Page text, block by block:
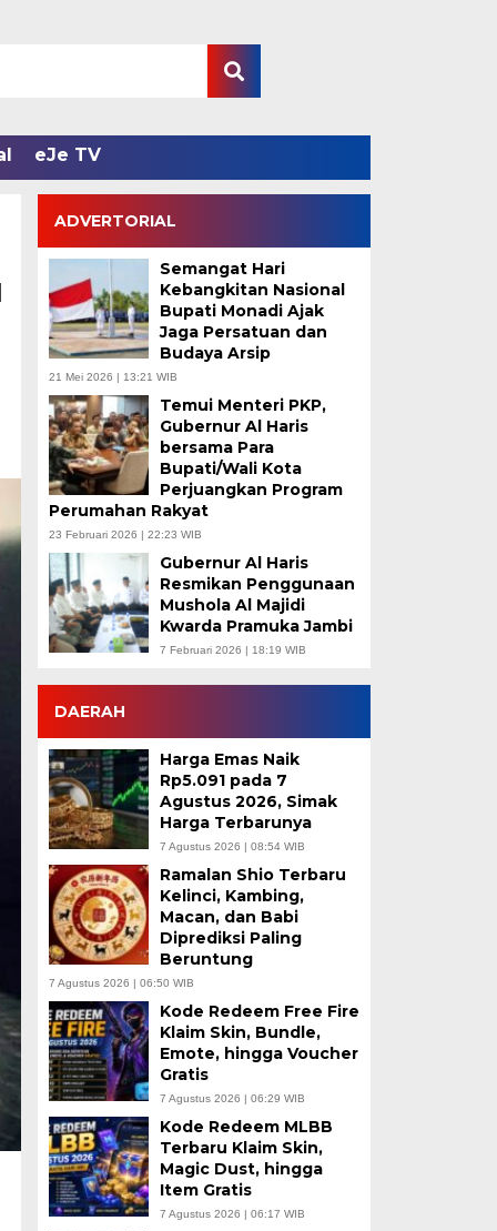
eJe TV
ADVERTORIAL
Semangat Hari
Kebangkitan Nasional
Bupati Monadi Ajak
Jaga Persatuan dan
Budaya Arsip
21 Mei 2026 | 13:21 WIB
Temui Menteri PKP,
Gubernur Al Haris
bersama Para
Bupati/Wali Kota
Perjuangkan Program
Perumahan Rakyat
23 Februari 2026 | 22:23 WIB
Gubernur Al Haris
Resmikan Penggunaan
Mushola Al Majidi
Kwarda Pramuka Jambi
7 Februari 2026 | 18:19 WIB
DAERAH
Harga Emas Naik
Rp5.091 pada 7
Agustus 2026, Simak
Harga Terbarunya
7 Agustus 2026 | 08:54 WIB
Ramalan Shio Terbaru
Kelinci, Kambing,
Macan, dan Babi
Diprediksi Paling
Beruntung
7 Agustus 2026 | 06:50 WIB
Kode Redeem Free Fire
Klaim Skin, Bundle,
Emote, hingga Voucher
Gratis
7 Agustus 2026 | 06:29 WIB
Kode Redeem MLBB
Terbaru Klaim Skin,
Magic Dust, hingga
Item Gratis
7 Agustus 2026 | 06:17 WIB